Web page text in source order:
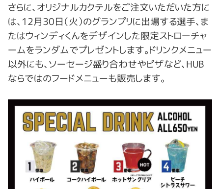
さらに、オリジナルカクテルをご注文いただいた方に
は、12月30日（火）のグランプリに出場する選手、ま
たはウィンディくんをデザインした限定ストローチャ
ームをランダムでプレゼントします。ドリンクメニュー
以外にも、ソーセージ盛り合わせやピザなど、HUB
ならではのフードメニューも販売します。